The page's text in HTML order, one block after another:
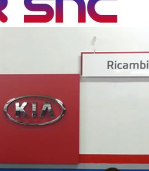
il criterio delle revisioni auto. ?